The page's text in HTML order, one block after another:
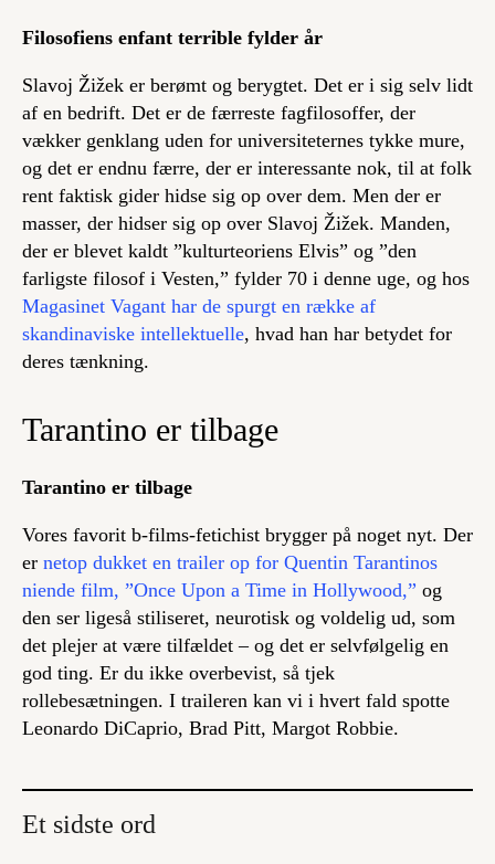
Filosofiens enfant terrible fylder år
Slavoj Žižek er berømt og berygtet. Det er i sig selv lidt
af en bedrift. Det er de færreste fagfilosoffer, der
vækker genklang uden for universiteternes tykke mure,
og det er endnu færre, der er interessante nok, til at folk
rent faktisk gider hidse sig op over dem. Men der er
masser, der hidser sig op over Slavoj Žižek. Manden,
der er blevet kaldt ”kulturteoriens Elvis” og ”den
farligste filosof i Vesten,” fylder 70 i denne uge, og hos
Magasinet Vagant har de spurgt en række af
skandinaviske intellektuelle, hvad han har betydet for
deres tænkning.
Tarantino er tilbage
Tarantino er tilbage
Vores favorit b-films-fetichist brygger på noget nyt. Der
er netop dukket en trailer op for Quentin Tarantinos
niende film, ”Once Upon a Time in Hollywood,” og
den ser ligeså stiliseret, neurotisk og voldelig ud, som
det plejer at være tilfældet – og det er selvfølgelig en
god ting. Er du ikke overbevist, så tjek
rollebesætningen. I traileren kan vi i hvert fald spotte
Leonardo DiCaprio, Brad Pitt, Margot Robbie.
Et sidste ord